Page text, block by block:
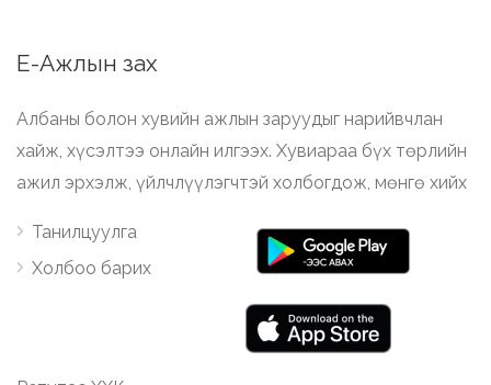
Е-Ажлын зах
Албаны болон хувийн ажлын заруудыг нарийвчлан
хайж, хүсэлтээ онлайн илгээх. Хувиараа бүх төрлийн
ажил эрхэлж, үйлчлүүлэгчтэй холбогдож, мөнгө хийх
Танилцуулга
Холбоо барих